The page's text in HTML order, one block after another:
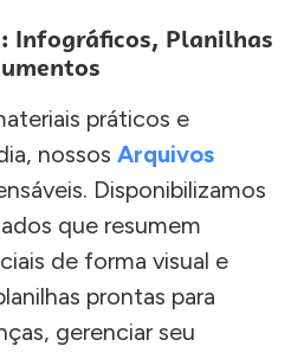
Infográficos, Planilhas
práticos e
nossos Arquivos
Disponibilizamos
que resumem
de forma visual e
prontas para
gerenciar seu